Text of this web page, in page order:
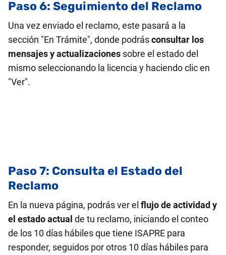
Paso 6: Seguimiento del Reclamo
Una vez enviado el reclamo, este pasará a la
sección "En Trámite", donde podrásconsultar los
mensajes y actualizaciones sobre el estado del
mismo seleccionando la licencia y haciendo clic en
"Ver".
Paso 7: Consulta el Estado del
Reclamo
En la nueva página, podrás ver el flujo de actividad y
el estado actual de tu reclamo, iniciando el conteo
de los 10 días hábiles que tiene ISAPRE para
responder, seguidos por otros 10 días hábiles para